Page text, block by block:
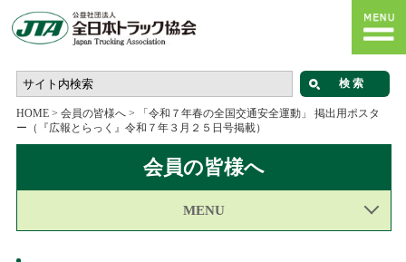
HOME> 会員の皆様へ>
「令和７年春の全国交通安全運動」 掲出用ポスタ
ー（『広報とらっく』令和７年３月２５日号掲載）
会員の皆様へ
MENU